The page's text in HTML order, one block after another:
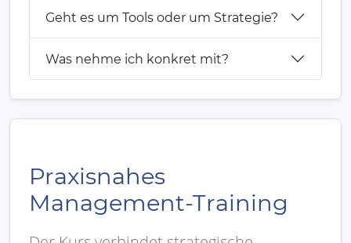
Geht es um Tools oder um Strategie?
Was nehme ich konkret mit?
Praxisnahes
Management-Training